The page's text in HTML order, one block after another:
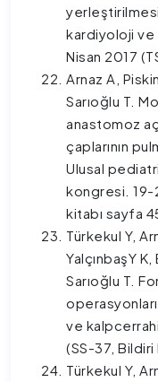
kardiyoloji ve
Nisan 2017
Arnaz A,
Sarıoğlu T.
anastomoz
çaplarının
Ulusal
kongresi. 19-
kitabı sayfa
Türkekul Y,
YalçınbaşY K,
Sarıoğlu T.
ve
(SS-37,
Türkekul Y,